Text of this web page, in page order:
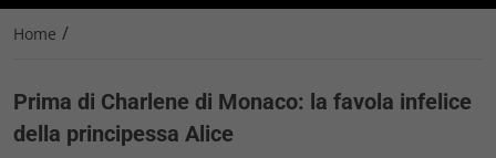
Home /
Prima di Charlene di Monaco: la favola infelice
della principessa Alice